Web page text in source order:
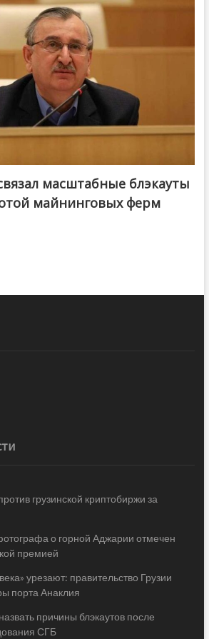
масштабные блэкауты
майнинговых ферм
грузинской криптобиржи за
о горной Аджарии отмечен
премией
урезают: правительство Грузии
порта Анаклия
причины блэкаутов после
СГБ